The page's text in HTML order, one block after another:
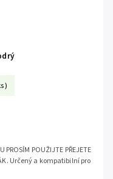
POUŽIJTE PŘEJETE
Určený a kompatibilní pro